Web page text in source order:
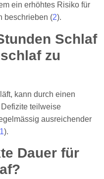
ein erhöhtes Risiko für
beschrieben (2).
Schlaf
zu
kann durch einen
teilweise
ausreichender
1).
Dauer für